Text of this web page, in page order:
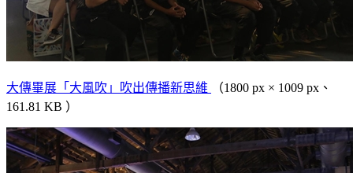
大傳畢展「大風吹」吹出傳播新思維
（1800 px × 1009 px、
161.81 KB ）